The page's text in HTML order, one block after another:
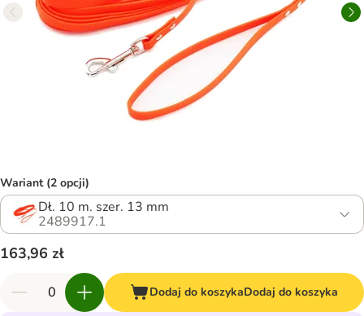
Wariant (2 opcji)
Dł. 10 m. szer. 13 mm
2489917.1
163,96 zł
Dodaj do koszykaDodaj do koszyka